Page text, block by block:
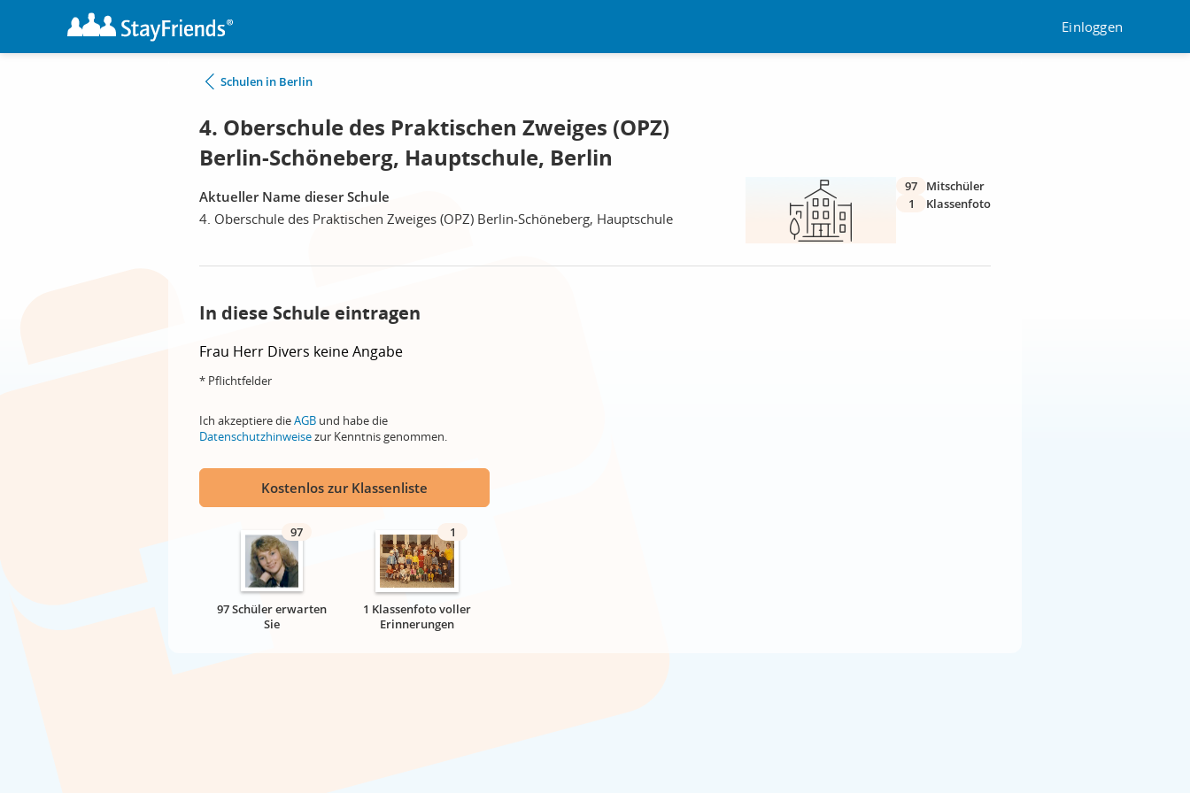
Einloggen
Schulen in Berlin
4. Oberschule des Praktischen Zweiges (OPZ)
Berlin-Schöneberg, Hauptschule, Berlin
Aktueller Name dieser Schule
4. Oberschule des Praktischen Zweiges (OPZ) Berlin-Schöneberg, Hauptschule
97
Mitschüler
1
Klassenfoto
In diese Schule eintragen
Frau Herr Divers keine Angabe
* Pflichtfelder
Ich akzeptiere dieAGB und habe die
Datenschutzhinweisezur Kenntnis genommen.
Kostenlos zur Klassenliste
97
97 Schüler erwarten
Sie
1
1 Klassenfoto voller
Erinnerungen